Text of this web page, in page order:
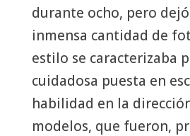
durante ocho, pero
inmensa cantidad de
estilo se caracterizaba
cuidadosa puesta en
habilidad en la
modelos, que fueron,